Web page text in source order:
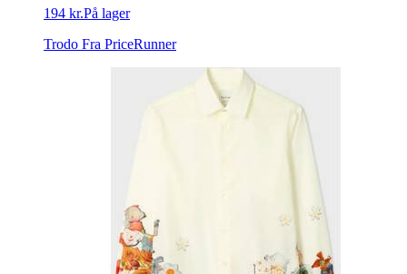
194 kr.På lager
Trodo Fra PriceRunner